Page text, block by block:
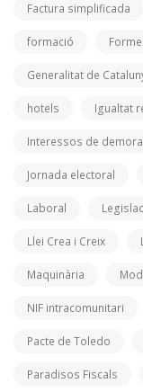
Factura simplificada
formació
Generalitat de
hotels Igualtat
Interessos de demora
Jornada electoral
Laboral
Llei Crea i Creix
Maquinària
NIF intracomunitari
Pacte de Toledo
Paradisos Fiscals